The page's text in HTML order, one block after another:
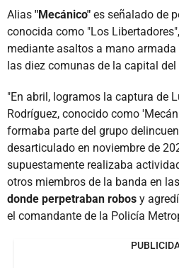
Alias "Mecánico" es señalado de
conocida como "Los
mediante asaltos a mano armada
las diez comunas de la capital del
"En abril, logramos la captura de
Rodríguez, conocido como
formaba parte del grupo
desarticulado en noviembre de
supuestamente realizaba
otros miembros de la banda en
donde perpetraban robos y
el comandante de la Policía